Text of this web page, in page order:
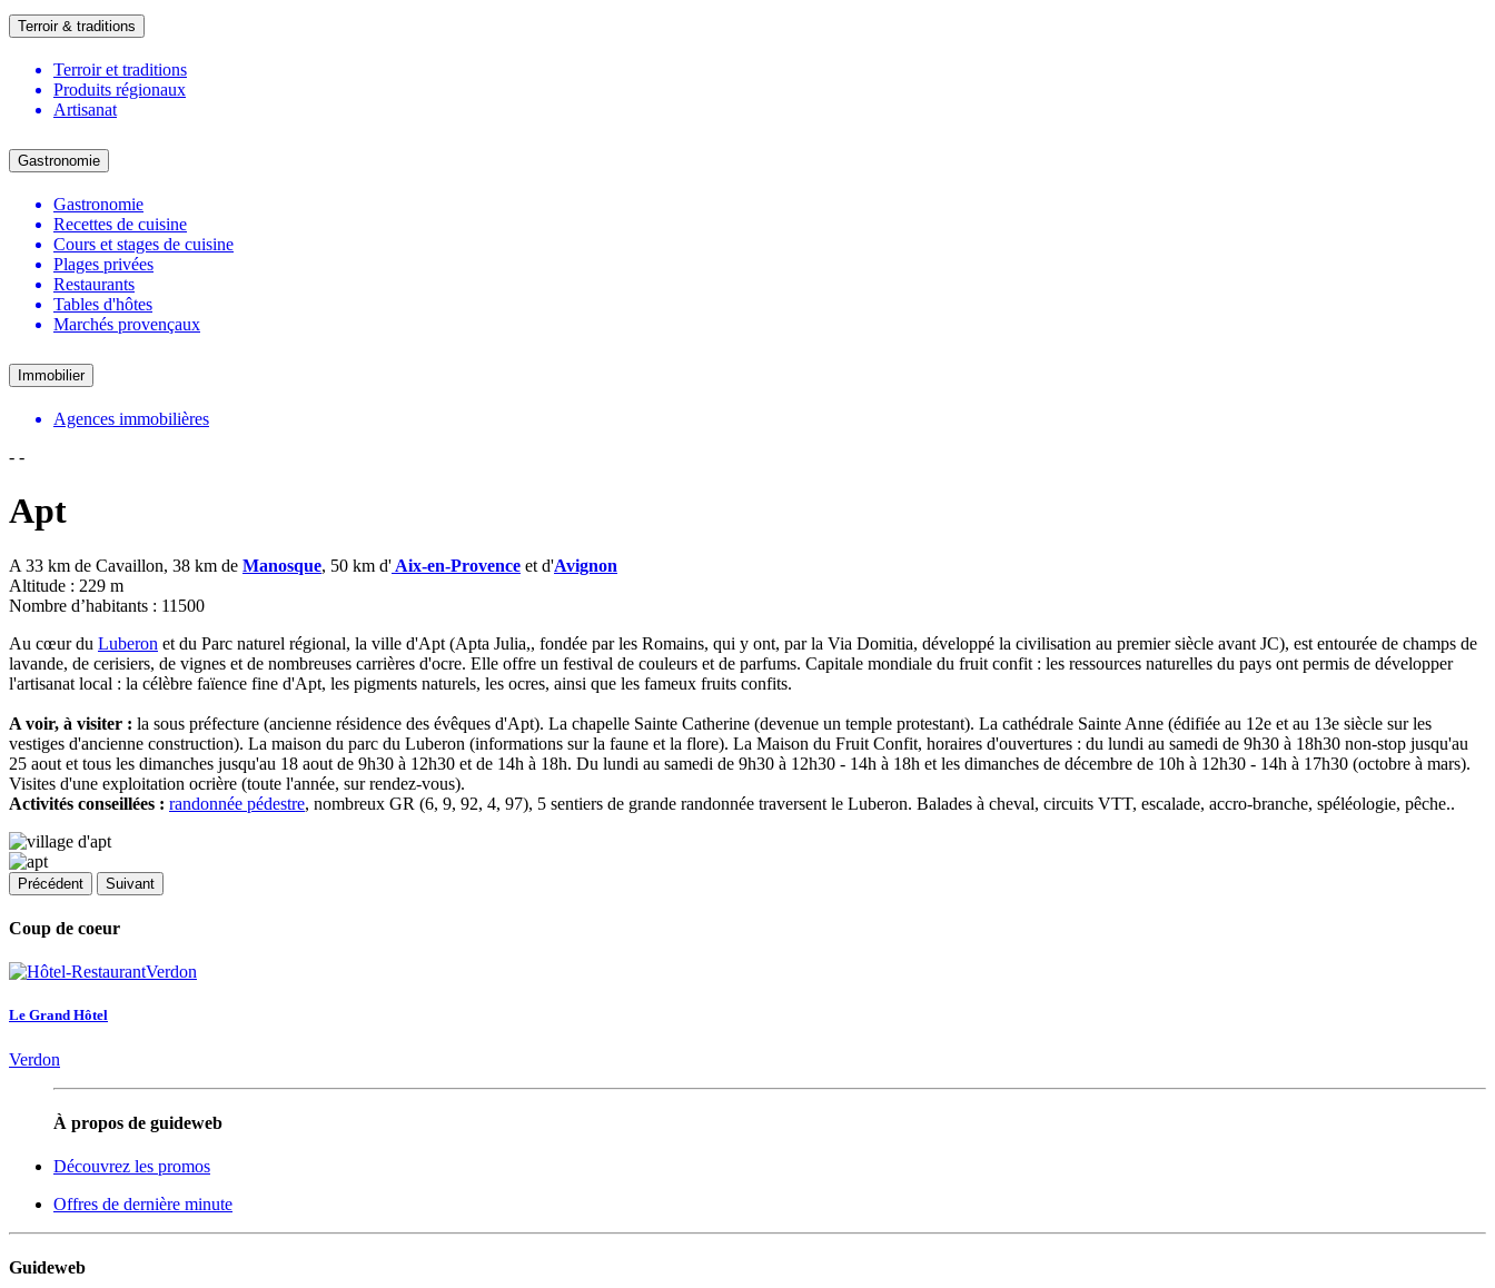
Terroir & traditions
Terroir et traditions
Produits régionaux
Artisanat
Gastronomie
Gastronomie
Recettes de cuisine
Cours et stages de cuisine
Plages privées
Restaurants
Tables d'hôtes
Marchés provençaux
Immobilier
Agences immobilières
- -
Apt
A 33 km de Cavaillon, 38 km de Manosque, 50 km d' Aix-en-Provence et d'Avignon
Altitude : 229 m
Nombre d’habitants : 11500
Au cœur du Luberon et du Parc naturel régional, la ville d'Apt (Apta Julia,, fondée par les Romains, qui y ont, par la Via Domitia, développé la civilisation au premier siècle avant JC), est entourée de champs de
lavande, de cerisiers, de vignes et de nombreuses carrières d'ocre. Elle offre un festival de couleurs et de parfums. Capitale mondiale du fruit confit : les ressources naturelles du pays ont permis de développer
l'artisanat local : la célèbre faïence fine d'Apt, les pigments naturels, les ocres, ainsi que les fameux fruits confits.
A voir, à visiter : la sous préfecture (ancienne résidence des évêques d'Apt). La chapelle Sainte Catherine (devenue un temple protestant). La cathédrale Sainte Anne (édifiée au 12e et au 13e siècle sur les
vestiges d'ancienne construction). La maison du parc du Luberon (informations sur la faune et la flore). La Maison du Fruit Confit, horaires d'ouvertures : du lundi au samedi de 9h30 à 18h30 non-stop jusqu'au
25 aout et tous les dimanches jusqu'au 18 aout de 9h30 à 12h30 et de 14h à 18h. Du lundi au samedi de 9h30 à 12h30 - 14h à 18h et les dimanches de décembre de 10h à 12h30 - 14h à 17h30 (octobre à mars).
Visites d'une exploitation ocrière (toute l'année, sur rendez-vous).
Activités conseillées : randonnée pédestre, nombreux GR (6, 9, 92, 4, 97), 5 sentiers de grande randonnée traversent le Luberon. Balades à cheval, circuits VTT, escalade, accro-branche, spéléologie, pêche..
Précédent Suivant
Coup de coeur
Le Grand Hôtel
Verdon
À propos de guideweb
Découvrez les promos
Offres de dernière minute
Guideweb